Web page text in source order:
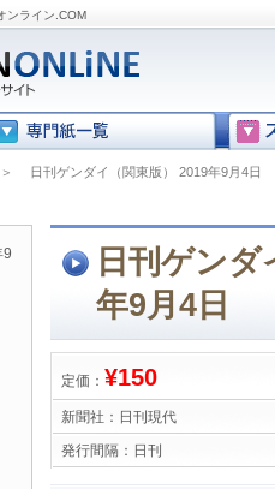
ンライン.COM
日刊ゲンダイ（関東版） 2019年9月4日
日刊ゲン
年9月4日
定価： ¥150
新聞社： 日刊現代
発行間隔： 日刊